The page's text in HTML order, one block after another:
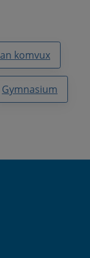
komvux
Gymnasium